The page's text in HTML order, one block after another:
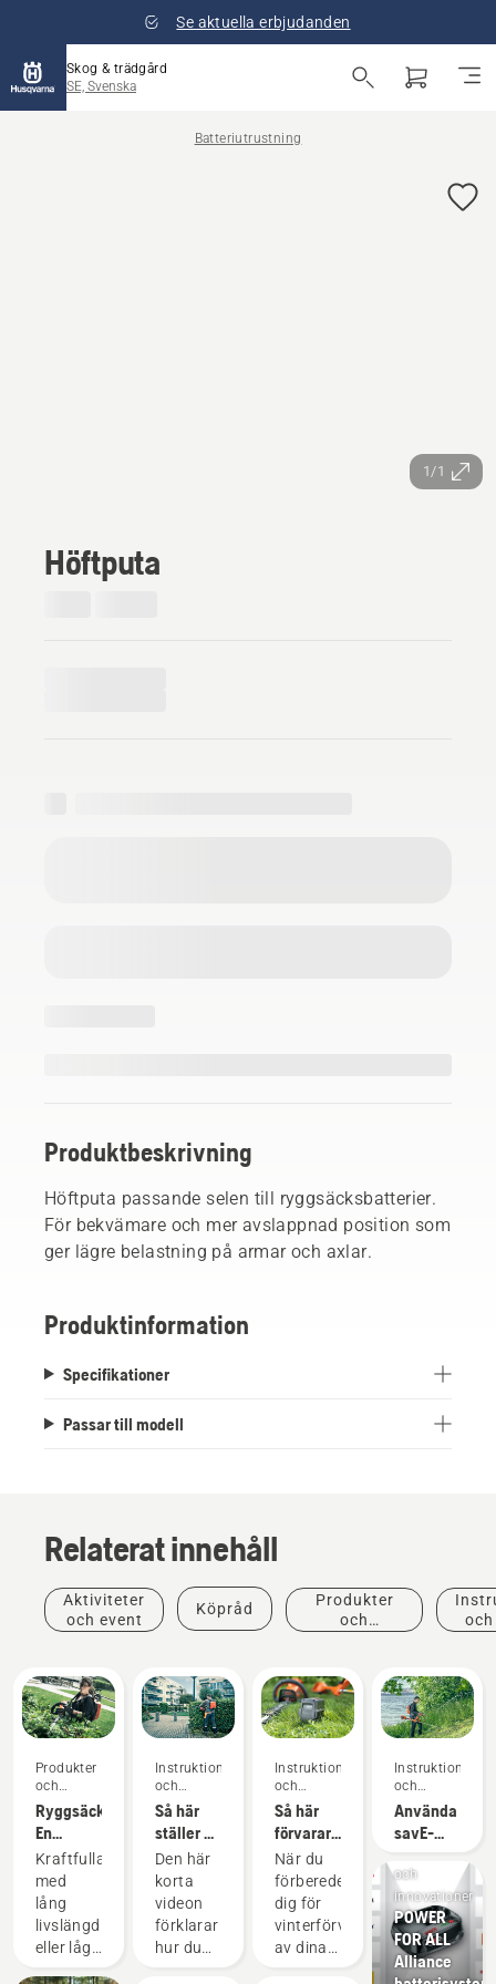
Se aktuella erbjudanden
Skog & trädgård
SE, Svenska
Batteriutrustning
1/1
Höftputa
Produktbeskrivning
Höftputa passande selen till ryggsäcksbatterier.
För bekvämare och mer avslappnad position som
ger lägre belastning på armar och axlar.
Produktinformation
Specifikationer
Passar till modell
Relaterat innehåll
Aktiviteter
och event
Köpråd
Produkter
och
Produkter
och
innovationer
Ryggsäcksbatteri:
En
revolution
för
handhållna,
batteridrivna
motorverktyg
Kraftfulla
med
lång
livslängd
eller lågt
Instruktioner
och
guider
Så här
ställer du
in och
monterar
det
ryggburna
batteriet
Den här
korta
videon
förklarar
hur du
Instruktioner
och
guider
Så här
förvarar
du
Husqvarna-
batteriet
över
vintern
När du
förbereder
dig för
vinterförvaring
av dina
Instruktioner
och
guider
Använda
savE-
en
batteridriven
grästrimmer
och
innovationer
POWER
FOR ALL
Alliance